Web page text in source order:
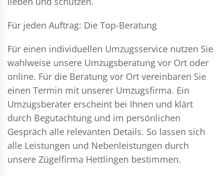
Für jeden Auftrag: Die Top-Beratung
Für einen individuellen Umzugsservice nutzen Sie
wahlweise unsere Umzugsberatung vor Ort oder
online. Für die Beratung vor Ort vereinbaren Sie
einen Termin mit unserer Umzugsfirma. Ein
Umzugsberater erscheint bei Ihnen und klärt
durch Begutachtung und im persönlichen
Gespräch alle relevanten Details. So lassen sich
alle Leistungen und Nebenleistungen durch
unsere Zügelfirma Hettlingen bestimmen.